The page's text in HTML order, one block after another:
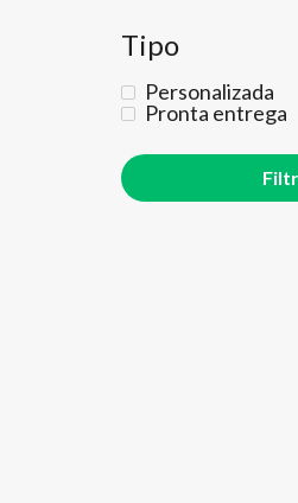
Tipo
Personalizada
Pronta entrega